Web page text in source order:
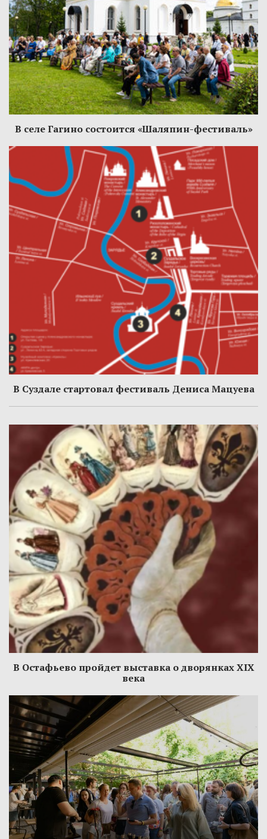
В селе Гагино состоится «Шаляпин-фестиваль»
В Суздале стартовал фестиваль Дениса Мацуева
В Остафьево пройдет выставка о дворянках XIX
века